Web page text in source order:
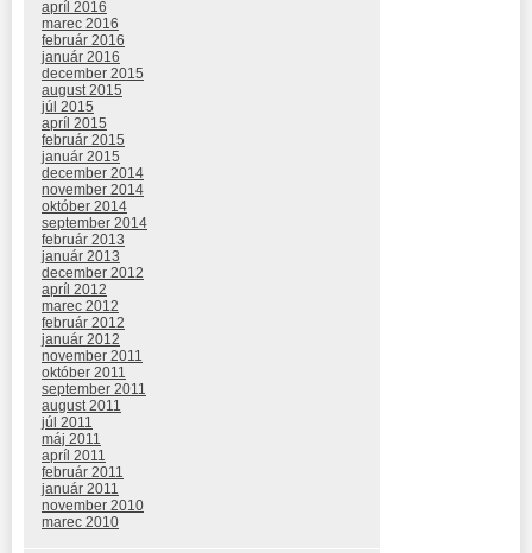
apríl 2016
marec 2016
február 2016
január 2016
december 2015
august 2015
júl 2015
apríl 2015
február 2015
január 2015
december 2014
november 2014
október 2014
september 2014
február 2013
január 2013
december 2012
apríl 2012
marec 2012
február 2012
január 2012
november 2011
október 2011
september 2011
august 2011
júl 2011
máj 2011
apríl 2011
február 2011
január 2011
november 2010
marec 2010